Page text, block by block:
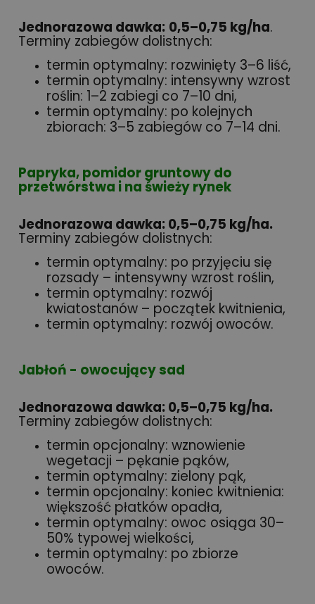
Jednorazowa dawka: 0,5–0,75 kg/ha.
Terminy zabiegów dolistnych:
termin optymalny: rozwinięty 3–6 liść,
termin optymalny: intensywny wzrost
roślin: 1–2 zabiegi co 7–10 dni,
termin optymalny: po kolejnych
zbiorach: 3–5 zabiegów co 7–14 dni.
Papryka, pomidor gruntowy do
przetwórstwa i na świeży rynek
Jednorazowa dawka: 0,5–0,75 kg/ha.
Terminy zabiegów dolistnych:
termin optymalny: po przyjęciu się
rozsady – intensywny wzrost roślin,
termin optymalny: rozwój
kwiatostanów – początek kwitnienia,
termin optymalny: rozwój owoców.
Jabłoń - owocujący sad
Jednorazowa dawka: 0,5–0,75 kg/ha.
Terminy zabiegów dolistnych:
termin opcjonalny: wznowienie
wegetacji – pękanie pąków,
termin optymalny: zielony pąk,
termin opcjonalny: koniec kwitnienia:
większość płatków opadła,
termin optymalny: owoc osiąga 30–
50% typowej wielkości,
termin optymalny: po zbiorze
owoców.